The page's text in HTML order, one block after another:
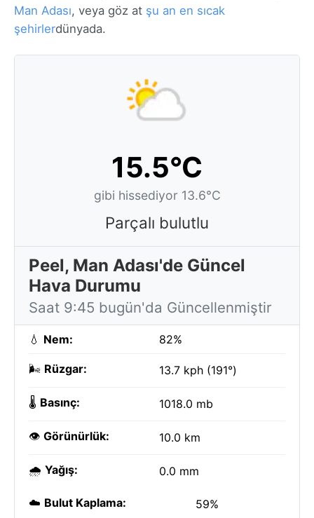
Man Adası, veya göz at şu an en sıcak
şehirlerdünyada.
15.5°C
gibi hissediyor 13.6°C
Parçalı bulutlu
Peel, Man Adası'de Güncel
Hava Durumu
Saat 9:45 bugün'da Güncellenmiştir
💧 Nem: 82%
🌬️ Rüzgar: 13.7 kph (191°)
🌡️ Basınç: 1018.0 mb
👁️ Görünürlük: 10.0 km
🌧️ Yağış: 0.0 mm
☁️ Bulut Kaplama: 59%